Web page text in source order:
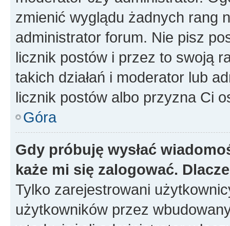
zmienić wyglądu żadnych rang
administrator forum. Nie pisz
licznik postów i przez to swoją
takich działań i moderator lub
licznik postów albo przyzna Ci
Góra
Gdy próbuję wysłać
każe mi się zalogować.
Tylko zarejestrowani
użytkowników przez